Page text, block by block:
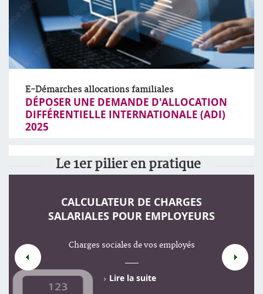
E-Démarches allocations familiales
DÉPOSER UNE DEMANDE D'ALLOCATION
DIFFÉRENTIELLE INTERNATIONALE (ADI)
2025
Le 1er pilier en pratique
CALCULATEUR DE CHARGES
SALARIALES POUR EMPLOYEURS
Charges sociales de vos employés
Lire la suite